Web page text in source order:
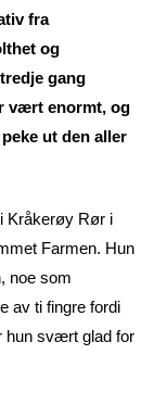
fra
og
gang
vært enormt, og
ut den aller
Kråkerøy Rør i
Farmen. Hun
noe som
av ti fingre fordi
hun svært glad for